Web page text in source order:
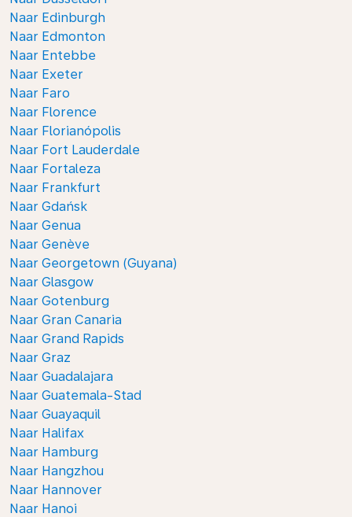
Naar Edinburgh
Naar Edmonton
Naar Entebbe
Naar Exeter
Naar Faro
Naar Florence
Naar Florianópolis
Naar Fort Lauderdale
Naar Fortaleza
Naar Frankfurt
Naar Gdańsk
Naar Genua
Naar Genève
Naar Georgetown (Guyana)
Naar Glasgow
Naar Gotenburg
Naar Gran Canaria
Naar Grand Rapids
Naar Graz
Naar Guadalajara
Naar Guatemala-Stad
Naar Guayaquil
Naar Halifax
Naar Hamburg
Naar Hangzhou
Naar Hannover
Naar Hanoi